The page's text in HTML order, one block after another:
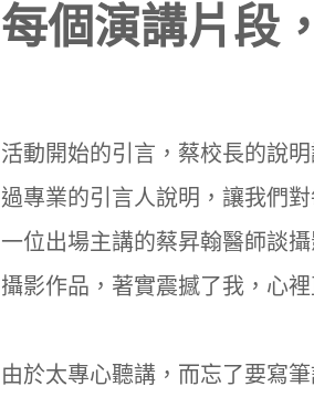
每個演講片段
活動開始的引言，蔡校長的說
過專業的引言人說明，讓我們
一位出場主講的蔡昇翰醫師談
攝影作品，著實震撼了我，心裡
由於太專心聽講，而忘了要寫